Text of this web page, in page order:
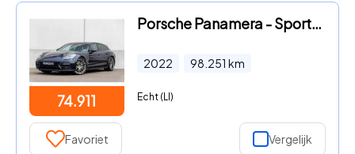
74.911
Porsche Panamera - Sport Turismo 2.9 4 E-Hybrid Platinum Edition
2022 98.251 km
Echt (LI)
Favoriet Vergelijk